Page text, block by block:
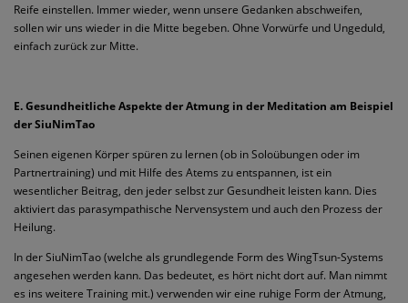
Reife einstellen. Immer wieder, wenn unsere Gedanken abschweifen,
sollen wir uns wieder in die Mitte begeben. Ohne Vorwürfe und Ungeduld,
einfach zurück zur Mitte.
E. Gesundheitliche Aspekte der Atmung in der Meditation am Beispiel
der SiuNimTao
Seinen eigenen Körper spüren zu lernen (ob in Soloübungen oder im
Partnertraining) und mit Hilfe des Atems zu entspannen, ist ein
wesentlicher Beitrag, den jeder selbst zur Gesundheit leisten kann. Dies
aktiviert das parasympathische Nervensystem und auch den Prozess der
Heilung.
In der SiuNimTao (welche als grundlegende Form des WingTsun-Systems
angesehen werden kann. Das bedeutet, es hört nicht dort auf. Man nimmt
es ins weitere Training mit.) verwenden wir eine ruhige Form der Atmung,